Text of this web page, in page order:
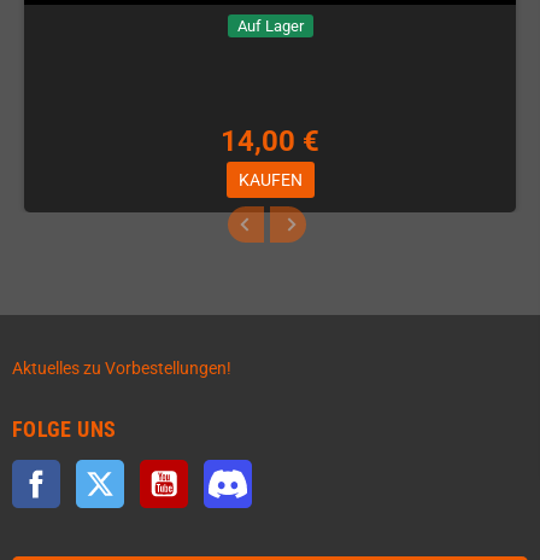
Auf Lager
14,00 €
KAUFEN
Aktuelles zu Vorbestellungen!
FOLGE UNS
Facebook Twitter YouTube